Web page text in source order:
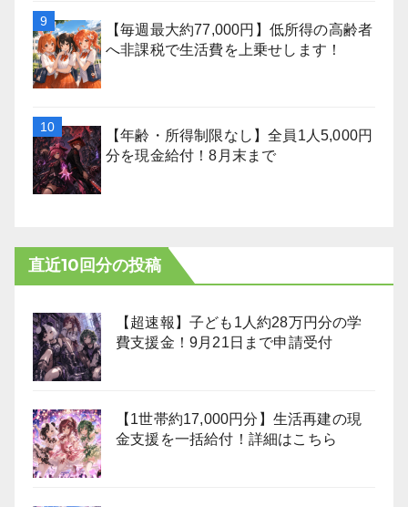
【毎週最大約77,000円】低所得の高齢者
へ非課税で生活費を上乗せします！
【年齢・所得制限なし】全員1人5,000円
分を現金給付！8月末まで
直近10回分の投稿
【超速報】子ども1人約28万円分の学
費支援金！9月21日まで申請受付
【1世帯約17,000円分】生活再建の現
金支援を一括給付！詳細はこちら